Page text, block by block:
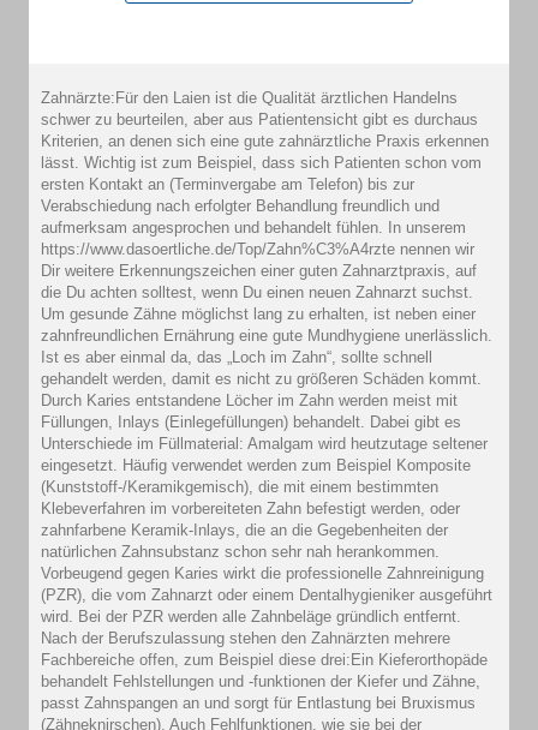
Zahnärzte:Für den Laien ist die Qualität ärztlichen Handelns
schwer zu beurteilen, aber aus Patientensicht gibt es durchaus
Kriterien, an denen sich eine gute zahnärztliche Praxis erkennen
lässt. Wichtig ist zum Beispiel, dass sich Patienten schon vom
ersten Kontakt an (Terminvergabe am Telefon) bis zur
Verabschiedung nach erfolgter Behandlung freundlich und
aufmerksam angesprochen und behandelt fühlen. In unserem
https://www.dasoertliche.de/Top/Zahn%C3%A4rzte nennen wir
Dir weitere Erkennungszeichen einer guten Zahnarztpraxis, auf
die Du achten solltest, wenn Du einen neuen Zahnarzt suchst.
Um gesunde Zähne möglichst lang zu erhalten, ist neben einer
zahnfreundlichen Ernährung eine gute Mundhygiene unerlässlich.
Ist es aber einmal da, das „Loch im Zahn“, sollte schnell
gehandelt werden, damit es nicht zu größeren Schäden kommt.
Durch Karies entstandene Löcher im Zahn werden meist mit
Füllungen, Inlays (Einlegefüllungen) behandelt. Dabei gibt es
Unterschiede im Füllmaterial: Amalgam wird heutzutage seltener
eingesetzt. Häufig verwendet werden zum Beispiel Komposite
(Kunststoff-/Keramikgemisch), die mit einem bestimmten
Klebeverfahren im vorbereiteten Zahn befestigt werden, oder
zahnfarbene Keramik-Inlays, die an die Gegebenheiten der
natürlichen Zahnsubstanz schon sehr nah herankommen.
Vorbeugend gegen Karies wirkt die professionelle Zahnreinigung
(PZR), die vom Zahnarzt oder einem Dentalhygieniker ausgeführt
wird. Bei der PZR werden alle Zahnbeläge gründlich entfernt.
Nach der Berufszulassung stehen den Zahnärzten mehrere
Fachbereiche offen, zum Beispiel diese drei:Ein Kieferorthopäde
behandelt Fehlstellungen und -funktionen der Kiefer und Zähne,
passt Zahnspangen an und sorgt für Entlastung bei Bruxismus
(Zähneknirschen). Auch Fehlfunktionen, wie sie bei der